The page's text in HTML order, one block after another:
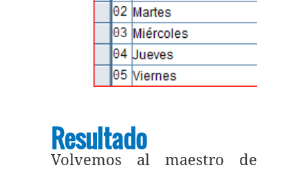
Resultado
Volvemos al maestro de